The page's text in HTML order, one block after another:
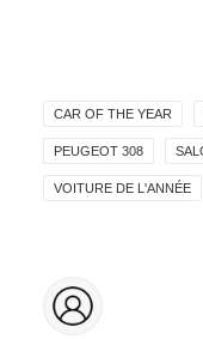
CAR OF THE YEAR
PEUGEOT 308
VOITURE DE L'ANNÉE